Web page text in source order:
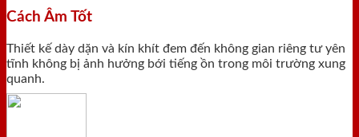
Cách Âm Tốt
Thiết kế dày dặn và kín khít đem đến không gian riêng tư yên
tĩnh không bị ảnh hưởng bới tiếng ồn trong môi trường xung
quanh.